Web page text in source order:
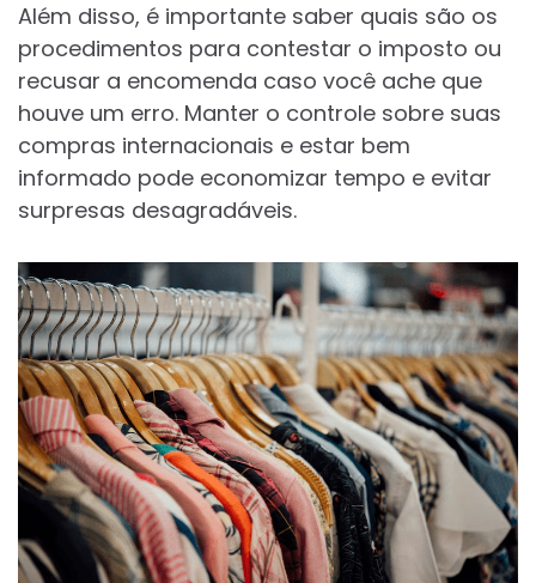
Além disso, é importante saber quais são os
procedimentos para contestar o imposto ou
recusar a encomenda caso você ache que
houve um erro. Manter o controle sobre suas
compras internacionais e estar bem
informado pode economizar tempo e evitar
surpresas desagradáveis.